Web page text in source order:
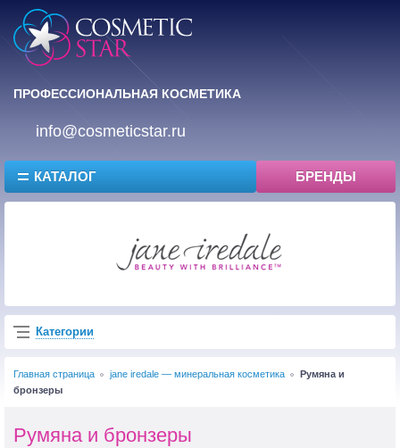
ПРОФЕССИОНАЛЬНАЯ КОСМЕТИКА
info@cosmeticstar.ru
КАТАЛОГ БРЕНДЫ
Категории
Главная страница jane iredale — минеральная косметика
Румяна и
бронзеры
Румяна и бронзеры